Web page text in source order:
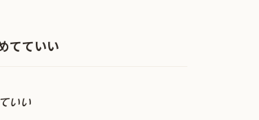
てていい
いい